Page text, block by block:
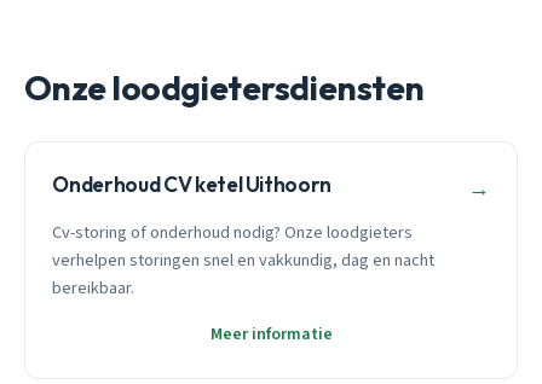
Onze loodgietersdiensten
Onderhoud CV ketel Uithoorn →
Cv-storing of onderhoud nodig? Onze loodgieters
verhelpen storingen snel en vakkundig, dag en nacht
bereikbaar.
Meer informatie